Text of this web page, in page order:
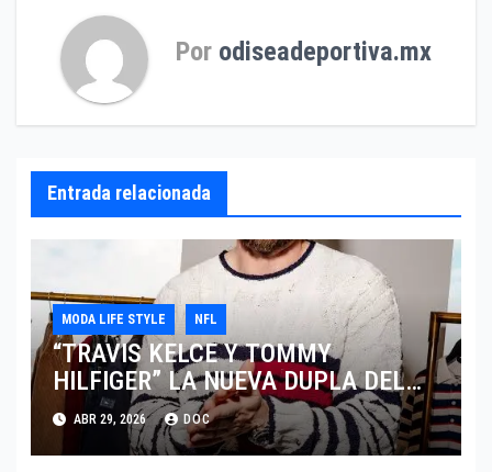
Por odiseadeportiva.mx
Entrada relacionada
MODA LIFE STYLE NFL
“TRAVIS KELCE Y TOMMY
HILFIGER” LA NUEVA DUPLA DEL
“CLASSIC AMERICAN COOL”
ABR 29, 2026 DOC